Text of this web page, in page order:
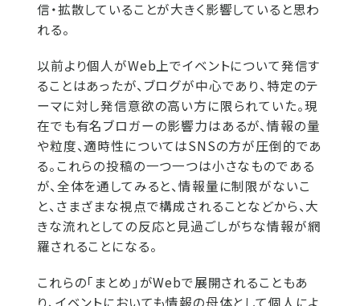
信・拡散していることが大きく影響していると思わ
れる。
以前より個人がWeb上でイベントについて発信す
ることはあったが、ブログが中心であり、特定のテ
ーマに対し発信意欲の高い方に限られていた。現
在でも有名ブロガーの影響力はあるが、情報の量
や粒度、適時性についてはSNSの方が圧倒的であ
る。これらの投稿の一つ一つは小さなものである
が、全体を通してみると、情報量に制限がないこ
と、さまざまな視点で構成されることなどから、大
きな流れとしての反応と見過ごしがちな情報が網
羅されることになる。
これらの「まとめ」がWebで展開されることもあ